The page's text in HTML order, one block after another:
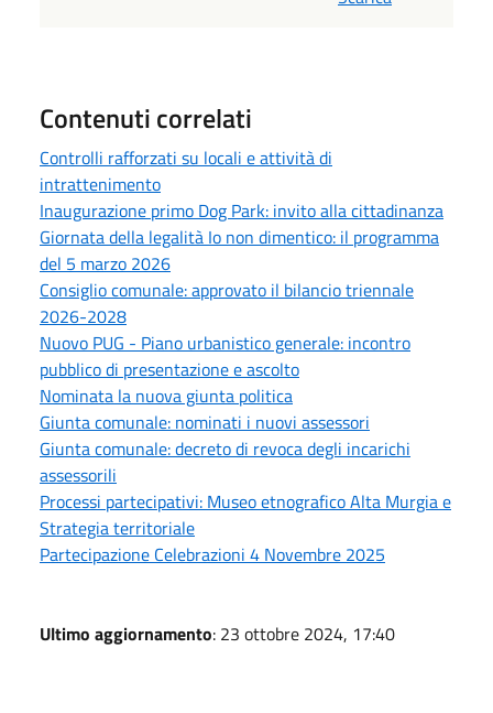
Contenuti correlati
Controlli rafforzati su locali e attività di
intrattenimento
Inaugurazione primo Dog Park: invito alla cittadinanza
Giornata della legalità Io non dimentico: il programma
del 5 marzo 2026
Consiglio comunale: approvato il bilancio triennale
2026-2028
Nuovo PUG - Piano urbanistico generale: incontro
pubblico di presentazione e ascolto
Nominata la nuova giunta politica
Giunta comunale: nominati i nuovi assessori
Giunta comunale: decreto di revoca degli incarichi
assessorili
Processi partecipativi: Museo etnografico Alta Murgia e
Strategia territoriale
Partecipazione Celebrazioni 4 Novembre 2025
Ultimo aggiornamento: 23 ottobre 2024, 17:40